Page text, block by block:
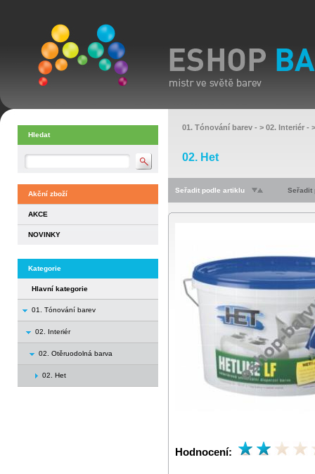
Hledat
Akční zboží
AKCE
NOVINKY
Kategorie
Hlavní kategorie
01. Tónování barev
02. Interiér
02. Otěruodolná barva
02. Het
01. Tónování barev - > 02. Interiér -
02. Het
Seřadit podle artiklu Seřadit
Hodnocení: